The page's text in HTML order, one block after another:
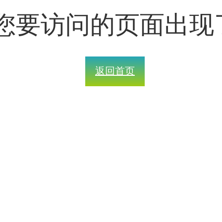
要访问的页面出现
返回首页